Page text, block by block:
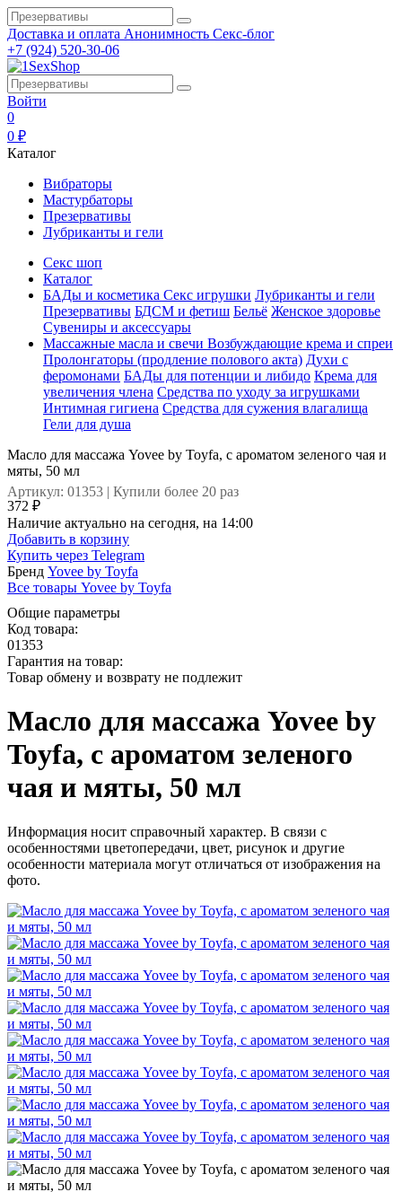
Доставка и оплата Анонимность Секс-блог
+7 (924) 520-30-06
Войти
0
0 ₽
Каталог
Вибраторы
Мастурбаторы
Презервативы
Лубриканты и гели
Секс шоп
Каталог
БАДы и косметика Секс игрушки Лубриканты и гели
Презервативы БДСМ и фетиш Бельё Женское здоровье
Сувениры и аксессуары
Массажные масла и свечи Возбуждающие крема и спреи
Пролонгаторы (продление полового акта) Духи с
феромонами БАДы для потенции и либидо Крема для
увеличения члена Средства по уходу за игрушками
Интимная гигиена Средства для сужения влагалища
Гели для душа
Масло для массажа Yovee by Toyfa, с ароматом зеленого чая и
мяты, 50 мл
Артикул: 01353 | Купили более 20 раз
372 ₽
Наличие актуально на сегодня, на 14:00
Добавить в корзину
Купить через Telegram
Бренд Yovee by Toyfa
Все товары Yovee by Toyfa
Общие параметры
Код товара:
01353
Гарантия на товар:
Товар обмену и возврату не подлежит
Масло для массажа Yovee by
Toyfa, с ароматом зеленого
чая и мяты, 50 мл
Информация носит справочный характер. В связи с
особенностями цветопередачи, цвет, рисунок и другие
особенности материала могут отличаться от изображения на
фото.